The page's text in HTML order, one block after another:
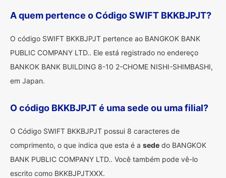
A quem pertence o Código SWIFT BKKBJPJT?
O código SWIFT BKKBJPJT pertence ao BANGKOK BANK
PUBLIC COMPANY LTD.. Ele está registrado no endereço
BANKOK BANK BUILDING 8-10 2-CHOME NISHI-SHIMBASHI,
em Japan.
O código BKKBJPJT é uma sede ou uma filial?
O Código SWIFT BKKBJPJT possui 8 caracteres de
comprimento, o que indica que esta é a sede do BANGKOK
BANK PUBLIC COMPANY LTD.. Você também pode vê-lo
escrito como BKKBJPJTXXX.